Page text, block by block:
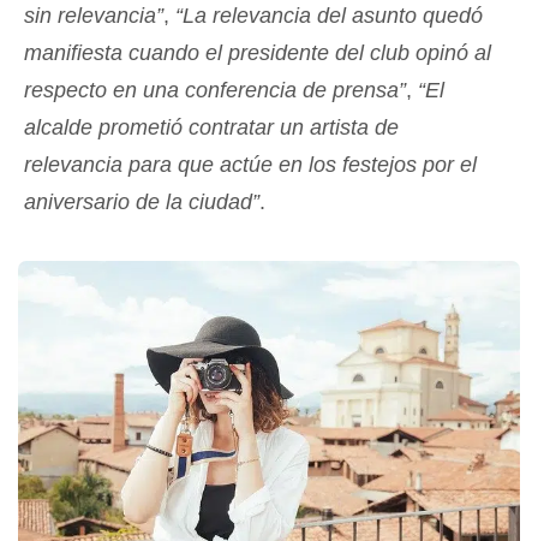
sin relevancia”, “La relevancia del asunto quedó
manifiesta cuando el presidente del club opinó al
respecto en una conferencia de prensa”, “El
alcalde prometió contratar un artista de
relevancia para que actúe en los festejos por el
aniversario de la ciudad”.